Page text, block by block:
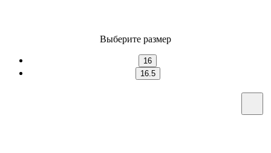
Выберите размер
16
16.5